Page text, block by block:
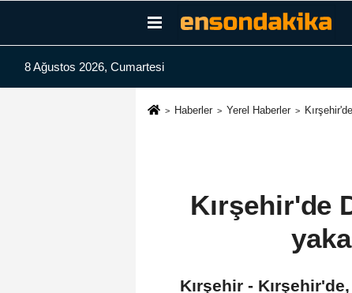
8 Ağustos 2026, Cumartesi
Haberler Yerel Haberler
Kırşehir'de
Kırşehir -